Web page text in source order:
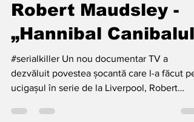
Robert Maudsley -
„Hannibal Canibalul”
#serialkiller Un nou documentar TV a
dezvăluit povestea șocantă care l-a făcut pe
ucigașul în serie de la Liverpool, Robert